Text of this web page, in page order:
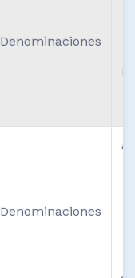
Denominaciones
Denominaciones